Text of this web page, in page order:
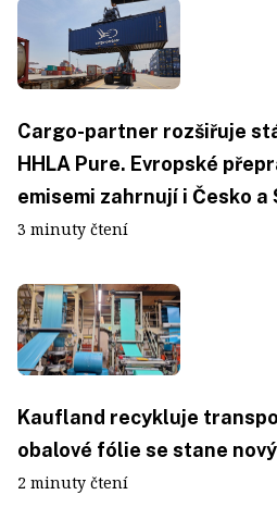
Cargo-partner rozšiřuje
HHLA Pure. Evropské
emisemi zahrnují i Česko a
3 minuty čtení
Kaufland recykluje
obalové fólie se stane
2 minuty čtení